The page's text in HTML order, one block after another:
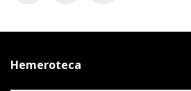
Hemeroteca